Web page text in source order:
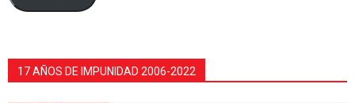
17 AÑOS DE IMPUNIDAD 2006-2022